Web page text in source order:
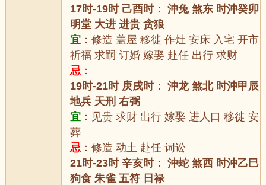
17时-19时 己酉时： 沖兔 煞东 时沖癸卯
明堂 大进 进贵 贪狼
宜 ：修造 盖屋 移徙 作灶 安床 入宅 开市
祈福 求嗣 订婚 嫁娶 赴任 出行 求财
忌 ：
19时-21时 庚戌时： 沖龙 煞北 时沖甲辰
地兵 天刑 右弼
宜 ：见贵 求财 出行 嫁娶 进人口 移徙 安
葬
忌 ：修造 动土 赴任 词讼
21时-23时 辛亥时： 沖蛇 煞西 时沖乙巳
狗食 朱雀 五符 日禄